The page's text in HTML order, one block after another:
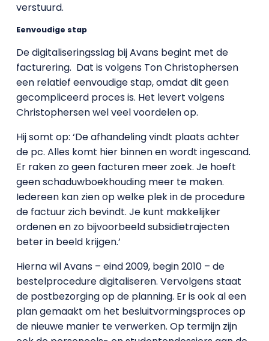
verstuurd.
Eenvoudige stap
De digitaliseringsslag bij Avans begint met de
facturering. Dat is volgens Ton Christophersen
een relatief eenvoudige stap, omdat dit geen
gecompliceerd proces is. Het levert volgens
Christophersen wel veel voordelen op.
Hij somt op: ‘De afhandeling vindt plaats achter
de pc. Alles komt hier binnen en wordt ingescand.
Er raken zo geen facturen meer zoek. Je hoeft
geen schaduwboekhouding meer te maken.
Iedereen kan zien op welke plek in de procedure
de factuur zich bevindt. Je kunt makkelijker
ordenen en zo bijvoorbeeld subsidietrajecten
beter in beeld krijgen.’
Hierna wil Avans – eind 2009, begin 2010 – de
bestelprocedure digitaliseren. Vervolgens staat
de postbezorging op de planning. Er is ook al een
plan gemaakt om het besluitvormingsproces op
de nieuwe manier te verwerken. Op termijn zijn